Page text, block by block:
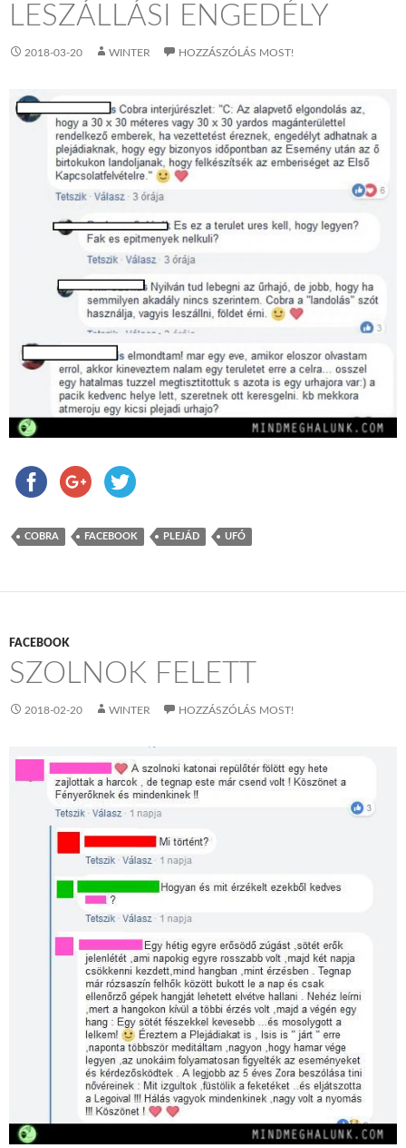
LESZÁLLÁSI ENGEDÉLY
2018-03-20 WINTER HOZZÁSZÓLÁS MOST!
COBRA FACEBOOK PLEJÁD UFÓ
FACEBOOK
SZOLNOK FELETT
2018-02-20 WINTER HOZZÁSZÓLÁS MOST!